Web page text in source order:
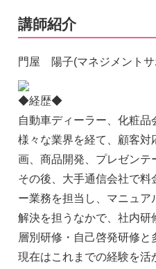
講師紹介
門屋 陽子(マネジメント
◆経歴◆
自動車ディーラー、化粧品
様々な業界を経て、顧客対
画、商品開発、プレゼンテ
その後、大手通信会社で料
ー業務を担当し、マニュア
解決を担うなかで、社内
層別研修・自己啓発研修と
現在はこれまでの経験を活